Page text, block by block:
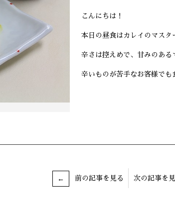
こんにちは！
本日の昼食はカレイのマスタ
辛さは控えめで、甘みのある
辛いものが苦手なお客様でも
前の記事を見る 次の記事を